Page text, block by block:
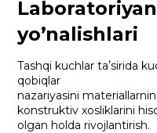
yoʼnalishlari
Tashqi kuchlar taʼsirida
qobiqlar
nazariyasini
konstruktiv xosliklarini
olgan holda rivojlantirish.